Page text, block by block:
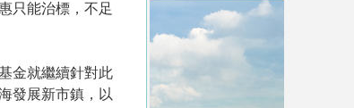
只能治標，不足
金就繼續針對此
發展新市鎮，以